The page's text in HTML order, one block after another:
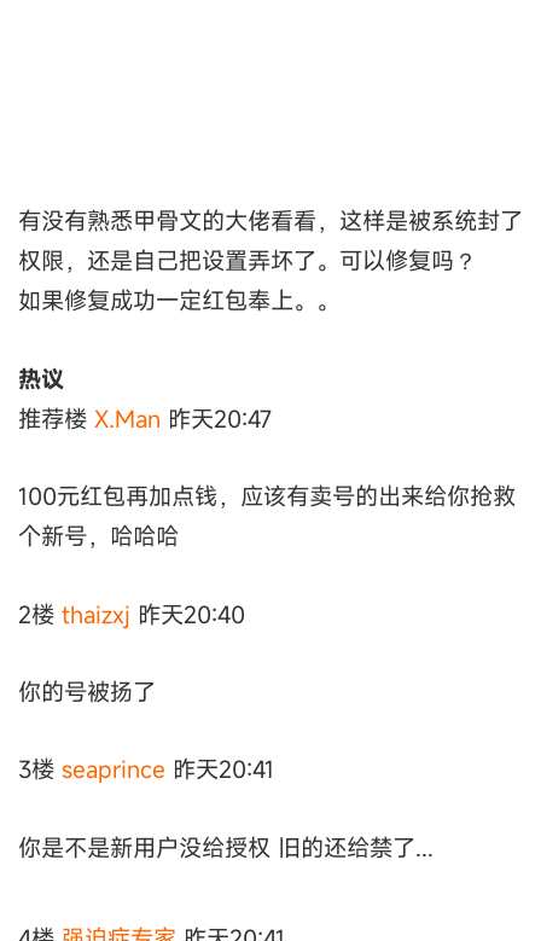
有没有熟悉甲骨文的大佬看看，这样是被系统封了
权限，还是自己把设置弄坏了。可以修复吗？
如果修复成功一定红包奉上。。
热议
推荐楼 X.Man 昨天20:47
100元红包再加点钱，应该有卖号的出来给你抢救
个新号，哈哈哈
2楼 thaizxj 昨天20:40
你的号被扬了
3楼 seaprince 昨天20:41
你是不是新用户没给授权 旧的还给禁了...